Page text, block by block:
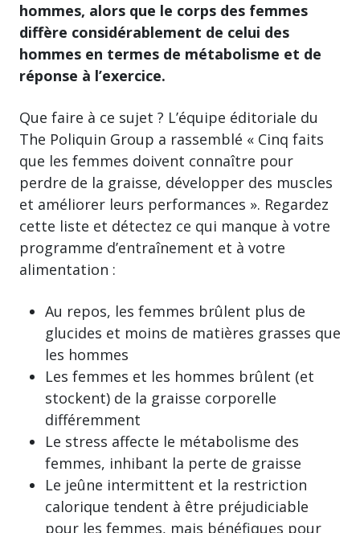
hommes, alors que le corps des femmes
diffère considérablement de celui des
hommes en termes de métabolisme et de
réponse à l’exercice.
Que faire à ce sujet ? L’équipe éditoriale du
The Poliquin Group a rassemblé « Cinq faits
que les femmes doivent connaître pour
perdre de la graisse, développer des muscles
et améliorer leurs performances ». Regardez
cette liste et détectez ce qui manque à votre
programme d’entraînement et à votre
alimentation :
Au repos, les femmes brûlent plus de
glucides et moins de matières grasses que
les hommes
Les femmes et les hommes brûlent (et
stockent) de la graisse corporelle
différemment
Le stress affecte le métabolisme des
femmes, inhibant la perte de graisse
Le jeûne intermittent et la restriction
calorique tendent à être préjudiciable
pour les femmes, mais bénéfiques pour